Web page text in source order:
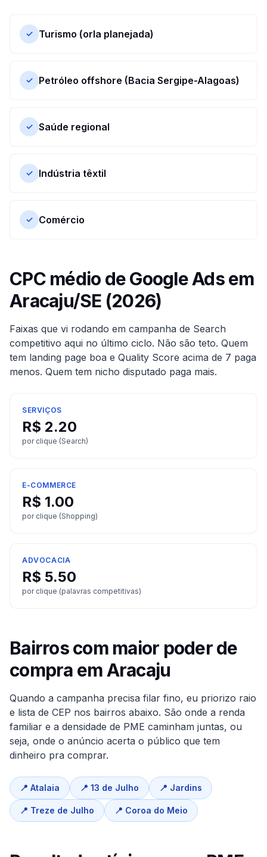
✓ Turismo (orla planejada)
✓ Petróleo offshore (Bacia Sergipe-Alagoas)
✓ Saúde regional
✓ Indústria têxtil
✓ Comércio
CPC médio de Google Ads em
Aracaju/SE (2026)
Faixas que vi rodando em campanha de Search
competitivo aqui no último ciclo. Não são teto. Quem
tem landing page boa e Quality Score acima de 7 paga
menos. Quem tem nicho disputado paga mais.
SERVIÇOS
R$ 2.20
por clique (Search)
E-COMMERCE
R$ 1.00
por clique (Shopping)
ADVOCACIA
R$ 5.50
por clique (palavras competitivas)
Bairros com maior poder de
compra emAracaju
Quando a campanha precisa filar fino, eu priorizo raio
e lista de CEP nos bairros abaixo. São onde a renda
familiar e a densidade de PME caminham juntas, ou
seja, onde o anúncio acerta o público que tem
dinheiro pra comprar.
📍 Atalaia 📍 13 de Julho 📍 Jardins
📍 Treze de Julho 📍 Coroa do Meio